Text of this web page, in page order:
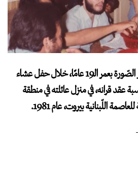
عماد مغنيّة الثّالث على يسار الصّورة بعمر الـ19 عامًا، خلال حفل عشاء
عقد قرانه، في منزل عائلته في منطقة
اللّبنانية بيروت، عام 1981.